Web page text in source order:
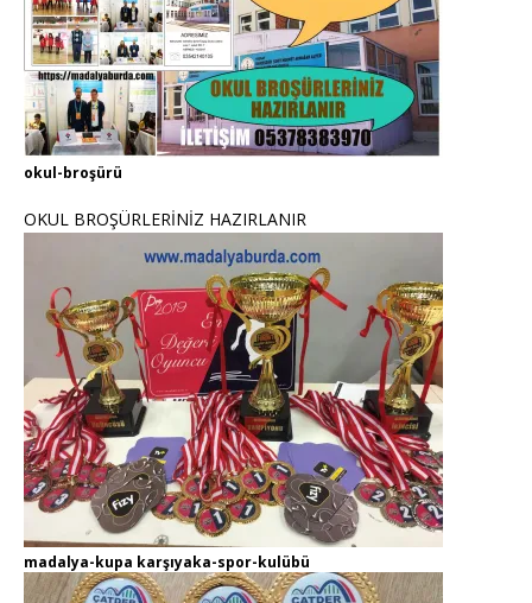
okul-broşürü
OKUL BROŞÜRLERİNİZ HAZIRLANIR
madalya-kupa karşıyaka-spor-kulübü